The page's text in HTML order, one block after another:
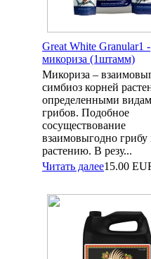
Great White Granular1 -
микориза (1штамм)
Микориза –
симбиоз корней
определенными
грибов. Подобное
сосуществование
взаимовыгодно грибу
растению. В резу...
Читать далее15.00